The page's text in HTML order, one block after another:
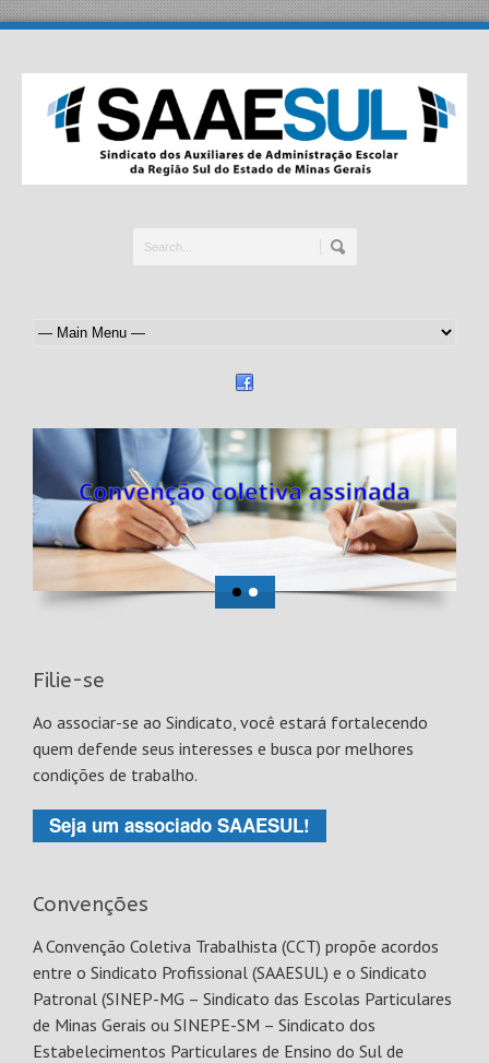
Filie-se
Ao associar-se ao Sindicato, você estará fortalecendo
quem defende seus interesses e busca por melhores
condições de trabalho.
Seja um associado SAAESUL!
Convenções
A Convenção Coletiva Trabalhista (CCT) propõe acordos
entre o Sindicato Profissional (SAAESUL) e o Sindicato
Patronal (SINEP-MG – Sindicato das Escolas Particulares
de Minas Gerais ou SINEPE-SM – Sindicato dos
Estabelecimentos Particulares de Ensino do Sul de